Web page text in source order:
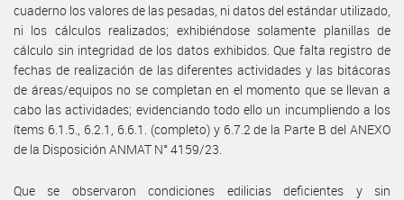
cuaderno los valores de las pesadas, ni datos del estándar utilizado,
ni los cálculos realizados; exhibiéndose solamente planillas de
cálculo sin integridad de los datos exhibidos. Que falta registro de
fechas de realización de las diferentes actividades y las bitácoras
de áreas/equipos no se completan en el momento que se llevan a
cabo las actividades; evidenciando todo ello un incumpliendo a los
ítems 6.1.5., 6.2.1, 6.6.1. (completo) y 6.7.2 de la Parte B del ANEXO
de la Disposición ANMAT N° 4159/23.
Que se observaron condiciones edilicias deficientes y sin